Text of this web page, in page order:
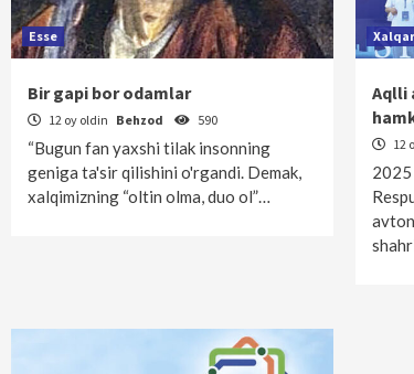
Esse
Bir gapi bor odamlar
12 oy oldin Behzod 590
“Bugun fan yaxshi tilak insonning
geniga ta'sir qilishini o'rgandi. Demak,
xalqimizning “oltin olma, duo ol”…
Aqlli
12